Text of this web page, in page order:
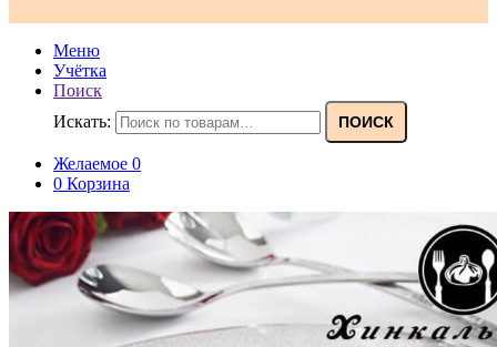
Меню
Учётка
Поиск
Искать:
ПОИСК
Желаемое 0
0 Корзина